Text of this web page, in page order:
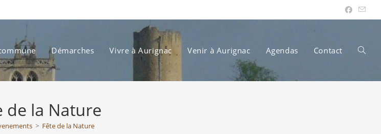
Démarches Vivre à Aurignac Venir à Aurignac Agendas Contact Toggle
de la Nature
> Fête de la Nature